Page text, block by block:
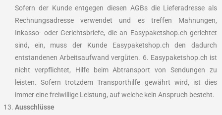
Sofern der Kunde entgegen diesen AGBs die Lieferadresse als
Rechnungsadresse verwendet und es treffen Mahnungen,
Inkasso- oder Gerichtsbriefe, die an Easypaketshop.ch gerichtet
sind, ein, muss der Kunde Easypaketshop.ch den dadurch
entstandenen Arbeitsaufwand vergüten. 6. Easypaketshop.ch ist
nicht verpflichtet, Hilfe beim Abtransport von Sendungen zu
leisten. Sofern trotzdem Transporthilfe gewährt wird, ist dies
immer eine freiwillige Leistung, auf welche kein Anspruch besteht.
Ausschlüsse